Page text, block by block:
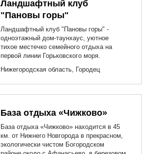
Ландшафтный клуб
"Пановы горы"
Ландшафтный клуб "Пановы горы" -
одноэтажный дом-таунхаус, уютное
тихое местечко семейного отдыха на
первой линии Горьковского моря.
Нижегородская область, Городец
База отдыха «Чижково»
База отдыха «Чижково» находится в 45
км. от Нижнего Новгорода в прекрасном,
экологически чистом Богородском